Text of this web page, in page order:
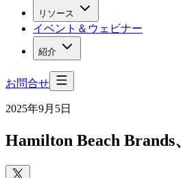
リソース
イベント＆ウェビナー
紹介
お問合せ
2025年9月5日
Hamilton Beach Brands、